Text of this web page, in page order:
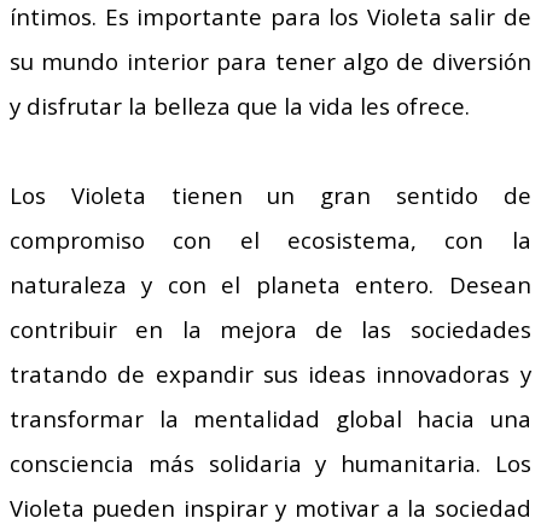
íntimos. Es importante para los Violeta salir de
su mundo interior para tener algo de diversión
y disfrutar la belleza que la vida les ofrece.
Los Violeta tienen un gran sentido de
compromiso con el ecosistema, con la
naturaleza y con el planeta entero. Desean
contribuir en la mejora de las sociedades
tratando de expandir sus ideas innovadoras y
transformar la mentalidad global hacia una
consciencia más solidaria y humanitaria. Los
Violeta pueden inspirar y motivar a la sociedad